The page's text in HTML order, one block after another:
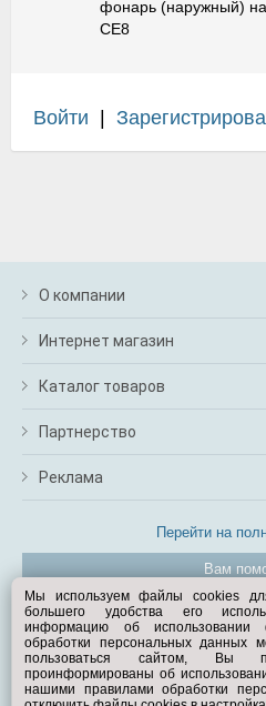
фонарь (наружный) на
СЕ8
Войти
О компании
Интернет магазин
Каталог товаров
Партнерство
Реклама
Перейти на
Вам
© Exist.ru
Мы используем файлы cookies
большего удобства его
информацию об
обработки персональных данных
пользоваться сайтом, Вы
проинформированы об
нашими правилами обработки